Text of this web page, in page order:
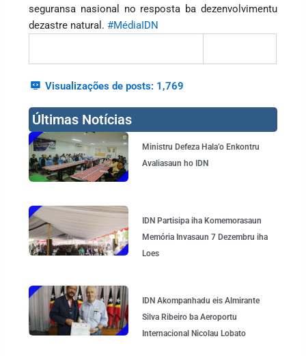
seguransa nasional no resposta ba dezenvolvimentu
dezastre natural.#MédiaIDN
Visualizações de posts: 1,769
Últimas Notícias
Ministru Defeza Hala’o Enkontru
Avaliasaun ho IDN
IDN Partisipa iha Komemorasaun
Memória Invasaun 7 Dezembru iha
Loes
IDN Akompanhadu eis Almirante
Silva Ribeiro ba Aeroportu
Internacional Nicolau Lobato
Page